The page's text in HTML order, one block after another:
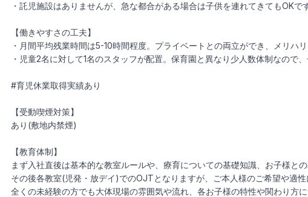
・託児施設はありませんが、急な都合がある場合は子供を連れてきてもOKです
【働きやすさの工夫】
・月間平均残業時間は5-10時間程度。プライベートとの両立ができ、メリハ
・児童2名に対して1名のスタッフが配置。保育園と異なり少人数体制なので
#育児休業取得実績あり
【受動喫煙対策】
あり(敷地内禁煙)
【教育体制】
まず入社直後は基本的な教室ルールや、療育についての基礎知識、お子様と
その後各教室(児発・放デイ)でのOJTとなりますが、ご本人様のご希望や適
全くの未経験の方でも大体現場の雰囲気や流れ、各お子様の特性や関わり方